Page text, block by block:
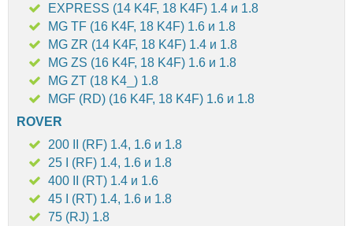
EXPRESS (14 K4F, 18 K4F) 1.4 и 1.8
MG TF (16 K4F, 18 K4F) 1.6 и 1.8
MG ZR (14 K4F, 18 K4F) 1.4 и 1.8
MG ZS (16 K4F, 18 K4F) 1.6 и 1.8
MG ZT (18 K4_) 1.8
MGF (RD) (16 K4F, 18 K4F) 1.6 и 1.8
ROVER
200 II (RF) 1.4, 1.6 и 1.8
25 I (RF) 1.4, 1.6 и 1.8
400 II (RT) 1.4 и 1.6
45 I (RT) 1.4, 1.6 и 1.8
75 (RJ) 1.8